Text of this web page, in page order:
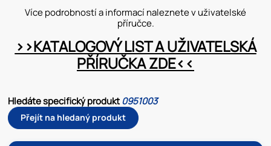
Více podrobností a informací naleznete v uživatelské
příručce.
>>KATALOGOVÝ LIST A UŽIVATELSKÁ
PŘÍRUČKA ZDE<<
Hledáte specifický produkt0951003
Přejít na hledaný produkt